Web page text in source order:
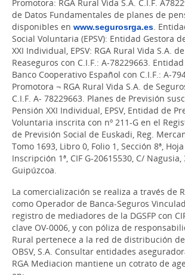
Promotora: RGA Rural Vida S.A. C.I.F.
de Datos Fundamentales de planes de
disponibles en www.segurosrga.es.
Social Voluntaria (EPSV): Entidad Gestora
XXI Individual, EPSV: RGA Rural Vida S.A.
Reaseguros con C.I.F.: A-78229663.
Banco Cooperativo Español con C.I.F.: A-
Promotora ¬ RGA Rural Vida S.A. de
C.I.F. A- 78229663. Planes de Previsión
Pensión XXI Individual, EPSV, Entidad de
Voluntaria inscrita con nº 211-G en el
de Previsión Social de Euskadi, Reg.
Tomo 1693, Libro 0, Folio 1, Sección 8ª,
Inscripción 1ª, CIF G-20615530, C/
Guipúzcoa.
La comercialización se realiza a través de
como Operador de Banca-Seguros
registro de mediadores de la DGSFP con
clave OV-0006, y con póliza de
Rural pertenece a la red de distribución
OBSV, S.A. Consultar entidades
RGA Mediacion mantiene un cotrato de